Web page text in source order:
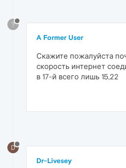
?
A Former User
Скажите пожалуйста
скорость интернет
в 17-й всего лишь 15,22
D
Dr-Livesey